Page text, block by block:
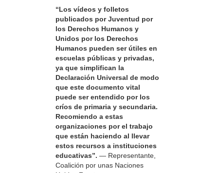
“Los vídeos y folletos
publicados por Juventud por
los Derechos Humanos y
Unidos por los Derechos
Humanos pueden ser útiles en
escuelas públicas y privadas,
ya que simplifican la
Declaración Universal de modo
que este documento vital
puede ser entendido por los
críos de primaria y secundaria.
Recomiendo a estas
organizaciones por el trabajo
que están haciendo al llevar
estos recursos a instituciones
educativas”. — Representante,
Coalición por unas Naciones